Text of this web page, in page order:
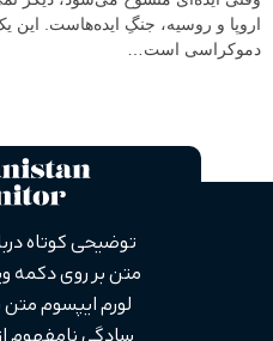
اروپا و روسیه، جنگِ ایده‌هاست. این
دموکراسی است…
توضیحی کوتاه
متن بر روی دکمه
لورم ایپسوم متن